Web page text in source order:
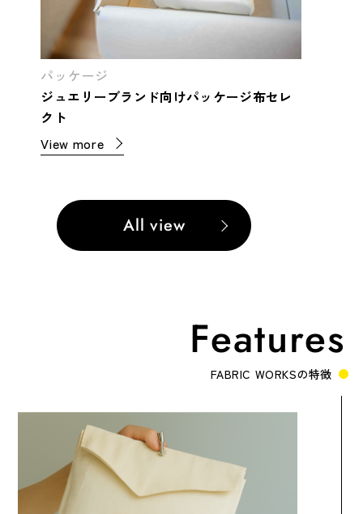
パッケージ
ジュエリーブランド向けパッケージ布セレ
クト
View more
All view
Features
FABRIC WORKSの特徴